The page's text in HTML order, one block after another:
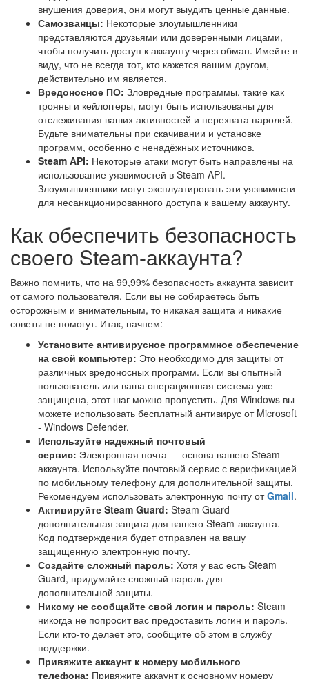
внушения доверия, они могут выудить ценные данные.
Самозванцы: Некоторые злоумышленники
представляются друзьями или доверенными лицами,
чтобы получить доступ к аккаунту через обман. Имейте в
виду, что не всегда тот, кто кажется вашим другом,
действительно им является.
Вредоносное ПО: Зловредные программы, такие как
трояны и кейлоггеры, могут быть использованы для
отслеживания ваших активностей и перехвата паролей.
Будьте внимательны при скачивании и установке
программ, особенно с ненадёжных источников.
Steam API: Некоторые атаки могут быть направлены на
использование уязвимостей в Steam API.
Злоумышленники могут эксплуатировать эти уязвимости
для несанкционированного доступа к вашему аккаунту.
Как обеспечить безопасность
своего Steam-аккаунта?
Важно помнить, что на 99,99% безопасность аккаунта зависит
от самого пользователя. Если вы не собираетесь быть
осторожным и внимательным, то никакая защита и никакие
советы не помогут. Итак, начнем:
Установите антивирусное программное обеспечение
на свой компьютер: Это необходимо для защиты от
различных вредоносных программ. Если вы опытный
пользователь или ваша операционная система уже
защищена, этот шаг можно пропустить. Для Windows вы
можете использовать бесплатный антивирус от Microsoft
- Windows Defender.
Используйте надежный почтовый
сервис: Электронная почта — основа вашего Steam-
аккаунта. Используйте почтовый сервис с верификацией
по мобильному телефону для дополнительной защиты.
Рекомендуем использовать электронную почту отGmail.
Активируйте Steam Guard: Steam Guard -
дополнительная защита для вашего Steam-аккаунта.
Код подтверждения будет отправлен на вашу
защищенную электронную почту.
Создайте сложный пароль: Хотя у вас есть Steam
Guard, придумайте сложный пароль для
дополнительной защиты.
Никому не сообщайте свой логин и пароль: Steam
никогда не попросит вас предоставить логин и пароль.
Если кто-то делает это, сообщите об этом в службу
поддержки.
Привяжите аккаунт к номеру мобильного
телефона: Привяжите аккаунт к основному номеру